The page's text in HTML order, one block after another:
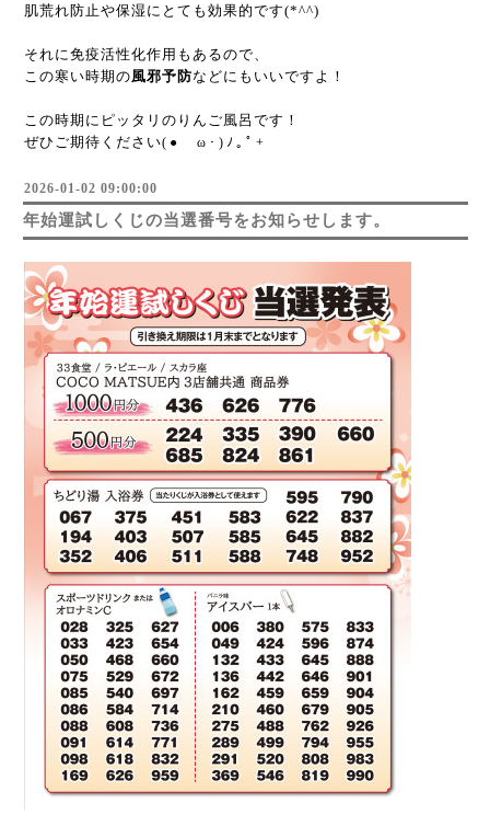
肌荒れ防止や保湿にとても効果的です(*^^)
それに免疫活性化作用もあるので、
この寒い時期の風邪予防などにもいいですよ！
この時期にピッタリのりんご風呂です！
ぜひご期待ください(●ゝω･)ﾉ ｡ﾟ+
2026-01-02 09:00:00
年始運試しくじの当選番号をお知らせします。